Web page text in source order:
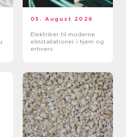
05. August 2026
Elektriker til moderne
elinstallationer i hjem og
erhverv